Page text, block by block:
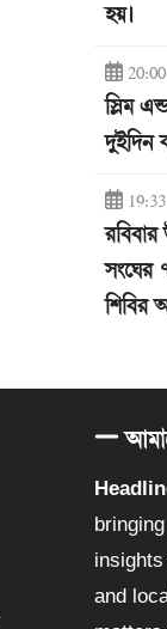
হয়।
স্লিম
দুইদিন
সংঘের
শিবির
and